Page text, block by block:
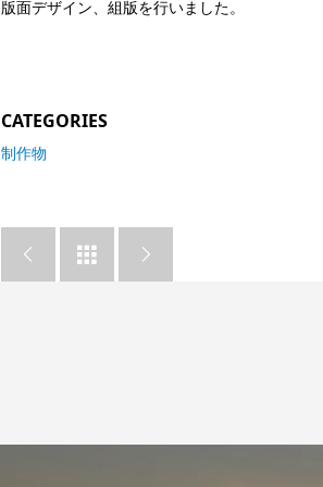
版面デザイン、組版を行いました。
CATEGORIES
制作物
  